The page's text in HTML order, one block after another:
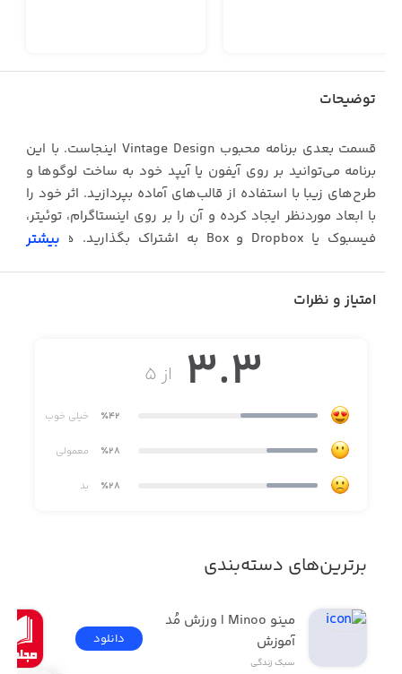
توضیحات
قسمت بعدی برنامه محبوب Vintage Design اینجاست. با این
برنامه می‌توانید بر روی آیفون یا آیپد خود به ساخت لوگوها و
طرح‌های زیبا با استفاده از قالب‌های آماده بپردازید. اثر خود را
با ابعاد موردنظر ایجاد کرده و آن را بر روی اینستاگرام، توئیتر،
فیسبوک یا Dropbox و Box به اشتراک بگذارید. همچنین
· مناسب برای آیفون، آیپاد و آیپد
· قابلیت ویرایش لایه‌ها به صورت پیشرفته
· امکان اضافه کردن سایه
· امکان تار کردن تصاویر پس‌زمینه
بیشتر
امتیاز و نظرات
از ۵ 3.3
٪42 خیلی خوب
٪28 معمولی
٪28 بد
برترین‌های دسته‌بندی
مینو Minoo | ورزش مُد
آموزش
سبک زندگی
دانلود